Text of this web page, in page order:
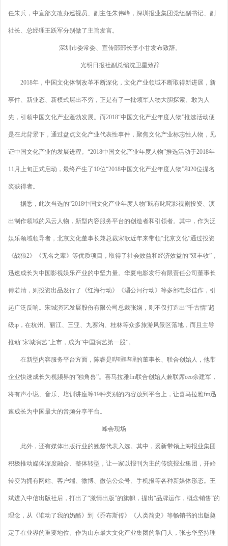
任朱兵，中宣部文改办巡视员、副主任朱伟峰，深圳报业集团党组副书记、副
社长、总经理王跃军分别做了主旨发言。
深圳市委常委、宣传部部长李小甘发布致辞。
光明日报社副总编沈卫星致辞
2018年，中国文化体制改革不断深化，文化产业领域不断取得新进展，新
事件、新业态、新模式层出不穷，正是有了一批领军人物大胆探索、敢为人
先，引领中国文化产业蓬勃发展。而2018“中国文化产业年度人物”推选活动便
是在此背景下，通过盘点文化产业代表性事件，聚焦文化产业标志性人物，见
证中国文化产业的发展进程。“2018中国文化产业年度人物”推选活动于2018年
11月上旬正式启动，最终产生了10位“2018中国文化产业年度人物”和20位提名
奖获得者。
据悉，此次当选的“2018中国文化产业年度人物”既有叱咤影视剧投资、演
出制作领域的风云人物，新型内容服务平台的创造者和引领者。其中，作为泛
娱乐领域领导者，北京文化董事长兼总裁宋歌近年来带领“北京文化”通过投资
《战狼2》《无名之辈》等优质项目，取得了社会效益和经济效益的“双丰收”，
迅速成长为中国影视娱乐产业的中坚力量。华夏电影发行有限责任公司董事长
傅若清，则投资出品发行了《红海行动》《湄公河行动》等多部电影佳作，引
起广泛反响。宋城演艺发展股份有限公司总裁张娴，则不仅打造出“千古情”超
级ip，在杭州、丽江、三亚、九寨沟、桂林等众多旅游风景区落地，而且主导
推动“宋城演艺”上市，成为“中国演艺第一股”。
在新型内容服务平台方面，陈睿是哔哩哔哩的董事长、联合创始人，他带
企业快速成长为视频界的“独角兽”。喜马拉雅fm联合创始人兼联席ceo余建军，
将有声小说、音乐、培训讲座等19种类别的内容放到平台上，让喜马拉雅fm迅
速成长为中国最大的音频分享平台。
峰会现场
此外，还有媒体出版行业的翘楚代表入选。其中，裘新带领上海报业集团
积极推动媒体深度融合、整体转型，让一家以报刊为主的传统报业集团，开始
转变为拥有网站、客户端、微博、微信公众号、手机报等各种新媒体形态。王
斌进入中信出版社后，打出了“激情出版”的旗帜，提出“品牌运作，概念销售”的
理念，从《谁动了我的奶酪》到《乔布斯传》《人类简史》等畅销书的出版奠
定了在业界的重要地位。作为山东最大文化产业集团的掌门人，张志华坚持理